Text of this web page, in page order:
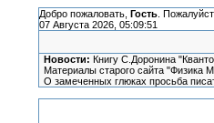
Добро пожаловать, Гость.
07 Августа 2026, 05:09:51
Новости: Книгу С.Доронина
Материалы старого сайта "Физика
О замеченных глюках просьба